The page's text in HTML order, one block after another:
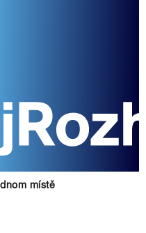
místě